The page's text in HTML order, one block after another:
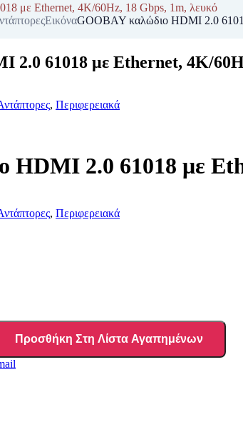
με Ethernet, 4K/60Hz, 18 Gbps, 1m, λευκό
ΕικόναGOOBAY καλώδιο HDMI 2.0
2.0 61018 με Ethernet, 4K/
, Περιφερειακά
HDMI 2.0 61018 με
, Περιφερειακά
Προσθήκη Στη Λίστα Αγαπημένων